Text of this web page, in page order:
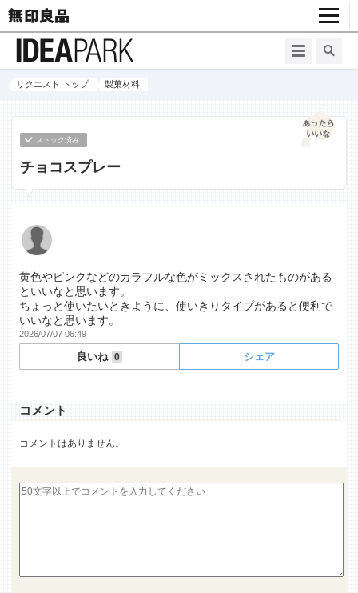
リクエスト トップ 製菓材料
ストック済み
チョコスプレー
黄色やピンクなどのカラフルな色がミックスされたものがある
といいなと思います。
ちょっと使いたいときように、使いきりタイプがあると便利で
いいなと思います。
2026/07/07 06:49
良いね 0 シェア
コメント
コメントはありません。